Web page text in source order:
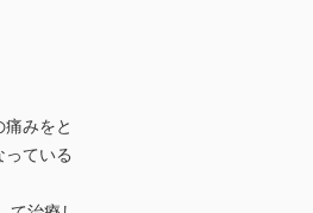
みをと
ている